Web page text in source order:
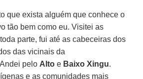
que exista alguém que conhece o
tão bem como eu. Visitei as
parte, fui até as cabeceiras dos
das vicinais da
pelo Altoe Baixo Xingu.
e as comunidades mais